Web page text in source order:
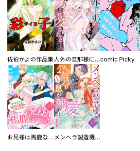
佐伯かよの作品集 人外の旦那様に娶られ毎晩ナカまで愛される…。アンソロジーcomic Picky
お兄様は馬鹿なんですか？～地味王女は婚約破棄に巻き込まれる～ メンヘラ製造機の公爵令息（過保護）が溺愛してきます